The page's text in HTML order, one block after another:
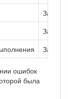
Заявка
Заявка
Заявка
ошибок
была